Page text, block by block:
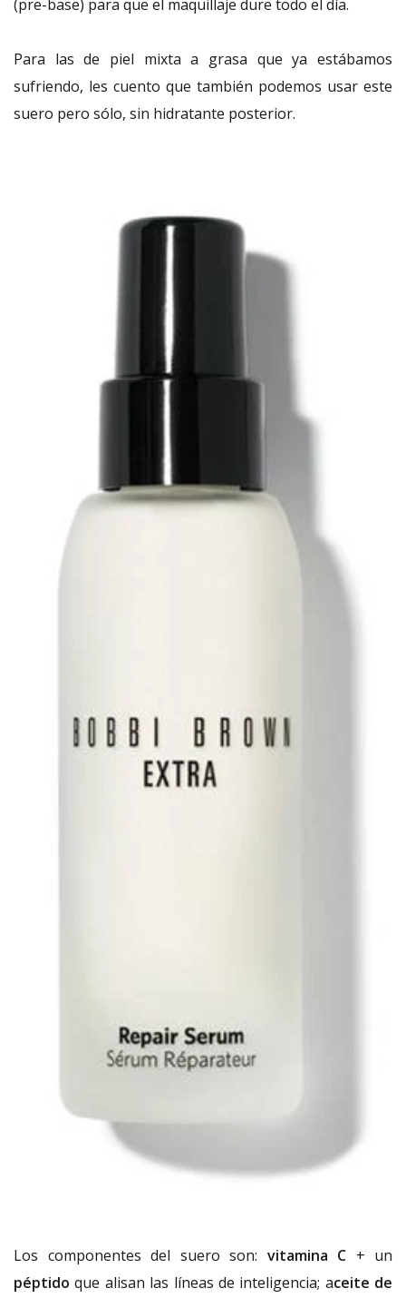
(pre-base) para que el maquillaje dure todo el día.
Para las de piel mixta a grasa que ya estábamos
sufriendo, les cuento que también podemos usar este
suero pero sólo, sin hidratante posterior.
Los componentes del suero son: vitamina C + un
péptido que alisan las líneas de inteligencia; aceite de